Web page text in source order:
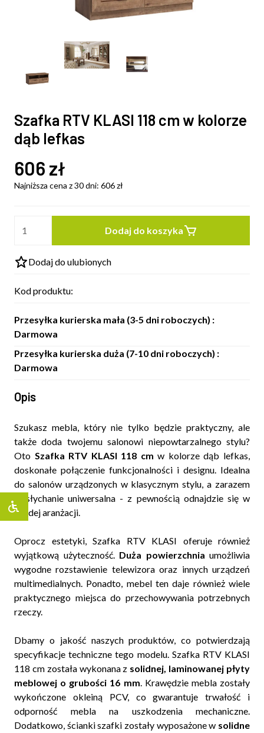
Szafka RTV KLASI 118 cm w kolorze
dąb lefkas
606 zł
Najniższa cena z 30 dni: 606zł
Dodaj do koszyka
Dodaj do ulubionych
Kod produktu:
Przesyłka kurierska mała (3-5 dni roboczych) :
Darmowa
Przesyłka kurierska duża (7-10 dni roboczych) :
Darmowa
Opis
Szukasz mebla, który nie tylko będzie praktyczny, ale
także doda twojemu salonowi niepowtarzalnego stylu?
Oto Szafka RTV KLASI 118 cm w kolorze dąb lefkas,
doskonałe połączenie funkcjonalności i designu. Idealna
do salonów urządzonych w klasycznym stylu, a zarazem
niesłychanie uniwersalna - z pewnością odnajdzie się w
każdej aranżacji.
Oprocz estetyki, Szafka RTV KLASI oferuje również
wyjątkową użyteczność. Duża powierzchnia umożliwia
wygodne rozstawienie telewizora oraz innych urządzeń
multimedialnych. Ponadto, mebel ten daje również wiele
praktycznego miejsca do przechowywania potrzebnych
rzeczy.
Dbamy o jakość naszych produktów, co potwierdzają
specyfikacje techniczne tego modelu. Szafka RTV KLASI
118 cm została wykonana z solidnej, laminowanej płyty
meblowej o grubości 16 mm. Krawędzie mebla zostały
wykończone okleiną PCV, co gwarantuje trwałość i
odporność mebla na uszkodzenia mechaniczne.
Dodatkowo, ścianki szafki zostały wyposażone w solidne